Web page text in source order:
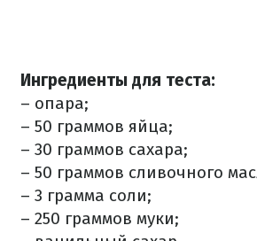
Ингредиенты для теста:
– опара;
– 50 граммов яйца;
– 30 граммов сахара;
– 50 граммов сливочного
– 3 грамма соли;
– 250 граммов муки;